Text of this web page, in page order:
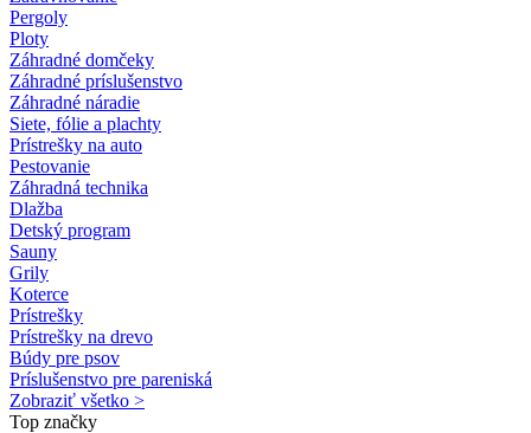
Pergoly
Ploty
Záhradné domčeky
Záhradné príslušenstvo
Záhradné náradie
Siete, fólie a plachty
Prístrešky na auto
Pestovanie
Záhradná technika
Dlažba
Detský program
Sauny
Grily
Koterce
Prístrešky
Prístrešky na drevo
Búdy pre psov
Príslušenstvo pre pareniská
Zobraziť všetko >
Top značky